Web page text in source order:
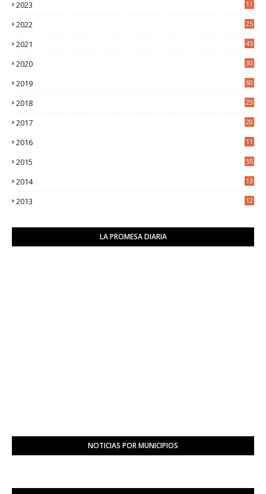
2023
11
2022
25
2021
45
2020
30
2019 60
2018
23
2017
20
2016
11
2015 55
2014
13
2013
12
LA PROMESA DIARIA
NOTICIAS POR MUNICIPIOS